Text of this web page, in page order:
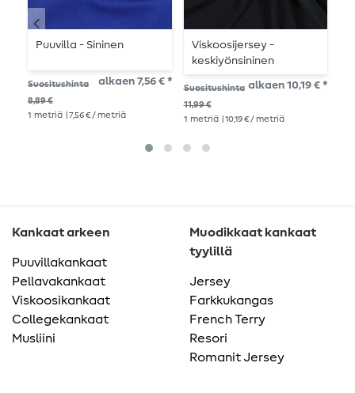
Puuvilla - Sininen
Suositushinta
8,89 €
alkaen 7,56 € *
1 metriä | 7,56 € / metriä
Viskoosijersey -
keskiyönsininen
Suositushinta
11,99 €
alkaen 10,19 € *
1 metriä | 10,19 € / metriä
Kankaat arkeen
Puuvillakankaat
Pellavakankaat
Viskoosikankaat
Collegekankaat
Musliini
Muodikkaat kankaat
tyylillä
Jersey
Farkkukangas
French Terry
Resori
Romanit Jersey